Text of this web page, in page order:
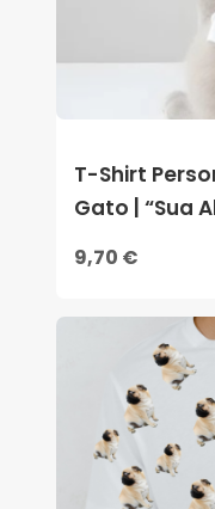
T-Shirt
Gato | “Sua
9,70 €